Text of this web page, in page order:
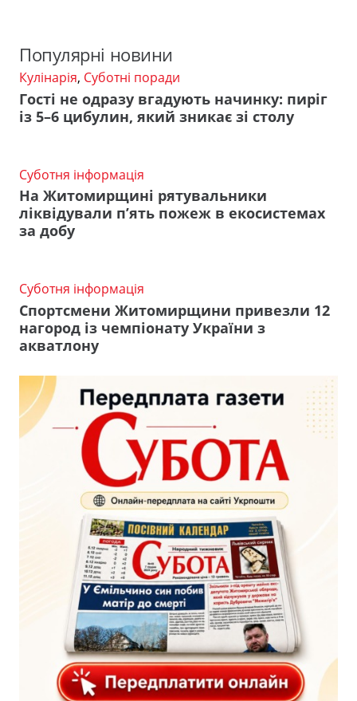
Популярні новини
Кулінарія, Суботні поради
Гості не одразу вгадують начинку: пиріг
із 5–6 цибулин, який зникає зі столу
Суботня інформація
На Житомирщині рятувальники
ліквідували п’ять пожеж в екосистемах
за добу
Суботня інформація
Спортсмени Житомирщини привезли 12
нагород із чемпіонату України з
акватлону